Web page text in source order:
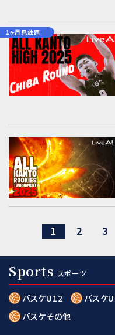
1ヶ月見放題
1 2 3
Sports スポーツ
バスケU12 バスケ
バスケその他